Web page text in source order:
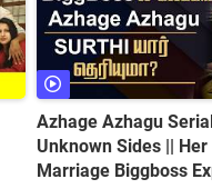
Azhage Azhagu
Unknown Sides || Her
Marriage Biggboss